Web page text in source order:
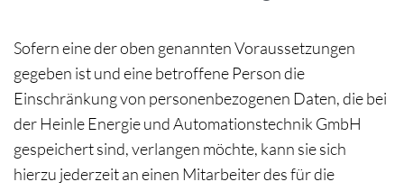
Sofern eine der oben genannten Voraussetzungen
gegeben ist und eine betroffene Person die
Einschränkung von personenbezogenen Daten, die bei
der Heinle Energie und Automationstechnik GmbH
gespeichert sind, verlangen möchte, kann sie sich
hierzu jederzeit an einen Mitarbeiter des für die